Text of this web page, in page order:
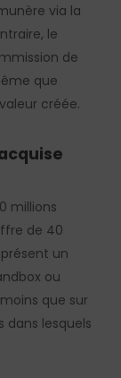
via la
le
de
que
créée.
millions
de 40
un
ou
que sur
dans lesquels